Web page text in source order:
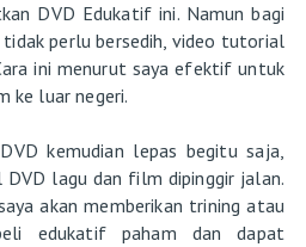
DVD Edukatif ini. Namun bagi
tidak perlu bersedih, video tutorial
ini menurut saya efektif untuk
ke luar negeri.
kemudian lepas begitu saja,
lagu dan film dipinggir jalan.
akan memberikan trining atau
edukatif paham dan dapat